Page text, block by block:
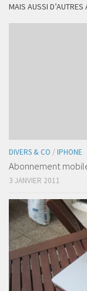
MAIS AUSSI D’AUTRES
DIVERS & CO / IPHONE
Abonnement
3 JANVIER 2011